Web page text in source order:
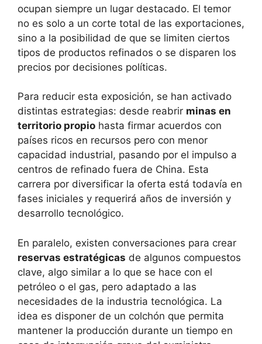
ocupan siempre un lugar destacado. El temor
no es solo a un corte total de las exportaciones,
sino a la posibilidad de que se limiten ciertos
tipos de productos refinados o se disparen los
precios por decisiones políticas.
Para reducir esta exposición, se han activado
distintas estrategias: desde reabrir minas en
territorio propio hasta firmar acuerdos con
países ricos en recursos pero con menor
capacidad industrial, pasando por el impulso a
centros de refinado fuera de China. Esta
carrera por diversificar la oferta está todavía en
fases iniciales y requerirá años de inversión y
desarrollo tecnológico.
En paralelo, existen conversaciones para crear
reservas estratégicas de algunos compuestos
clave, algo similar a lo que se hace con el
petróleo o el gas, pero adaptado a las
necesidades de la industria tecnológica. La
idea es disponer de un colchón que permita
mantener la producción durante un tiempo en